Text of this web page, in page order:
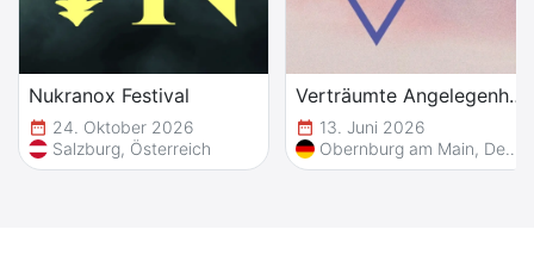
Nukranox Festival
date_range 24. Oktober 2026
Salzburg, Österreich
Verträumte Angelegenheit
date_range 13. Juni 2026
Obernburg am Main, Deutschland